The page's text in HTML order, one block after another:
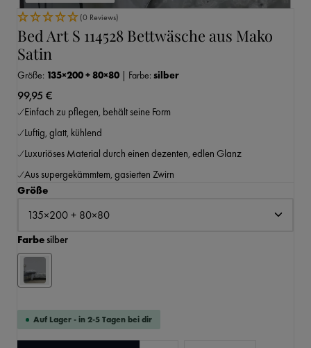
(0 Reviews)
Bed Art S 114528 Bettwäsche aus Mako
Satin
Größe: 135×200 + 80×80 | Farbe: silber
99,95 €
Einfach zu pflegen, behält seine Form
Luftig, glatt, kühlend
Luxuriöses Material durch einen dezenten, edlen Glanz
Aus supergekämmtem, gasierten Zwirn
Größeauswählen
Farbeauswählen
silber
Auf Lager - in 2-5 Tagen bei dir